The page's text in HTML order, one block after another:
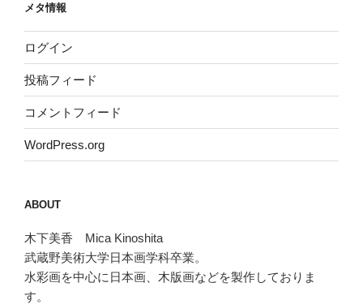
メタ情報
ログイン
投稿フィード
コメントフィード
WordPress.org
ABOUT
木下美香 Mica Kinoshita
武蔵野美術大学日本画学科卒業。
水彩画を中心に日本画、木版画などを製作しておりま
す。